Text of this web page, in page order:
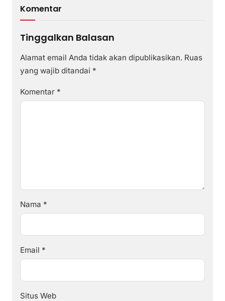
Komentar
Tinggalkan Balasan
Alamat email Anda tidak akan dipublikasikan. Ruas
yang wajib ditandai *
Komentar *
Nama *
Email *
Situs Web